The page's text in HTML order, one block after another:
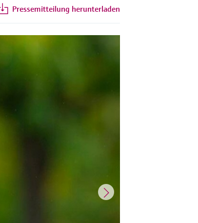
Pressemitteilung herunterladen